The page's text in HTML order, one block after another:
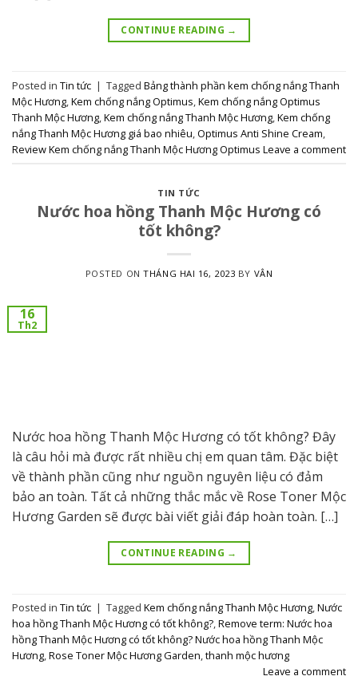
CONTINUE READING →
Posted in Tin tức | Tagged Bảng thành phần kem chống nắng Thanh
Mộc Hương,Kem chống nắng Optimus,Kem chống nắng Optimus
Thanh Mộc Hương,Kem chống nắng Thanh Mộc Hương,Kem chống
nắng Thanh Mộc Hương giá bao nhiêu,Optimus Anti Shine Cream,
Review Kem chống nắng Thanh Mộc Hương Optimus Leave a comment
TIN TỨC
Nước hoa hồng Thanh Mộc Hương có
tốt không?
POSTED ONTHÁNG HAI 16, 2023 BY VÂN
16
Th2
Nước hoa hồng Thanh Mộc Hương có tốt không? Đây
là câu hỏi mà được rất nhiều chị em quan tâm. Đặc biệt
về thành phần cũng như nguồn nguyên liệu có đảm
bảo an toàn. Tất cả những thắc mắc về Rose Toner Mộc
Hương Garden sẽ được bài viết giải đáp hoàn toàn. […]
CONTINUE READING →
Posted in Tin tức | Tagged Kem chống nắng Thanh Mộc Hương,Nước
hoa hồng Thanh Mộc Hương có tốt không?,Remove term: Nước hoa
hồng Thanh Mộc Hương có tốt không? Nước hoa hồng Thanh Mộc
Hương,Rose Toner Mộc Hương Garden,thanh mộc hương
Leave a comment